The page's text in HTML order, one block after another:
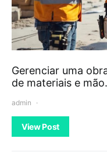
Gerenciar uma
de materiais e
admin
View Post